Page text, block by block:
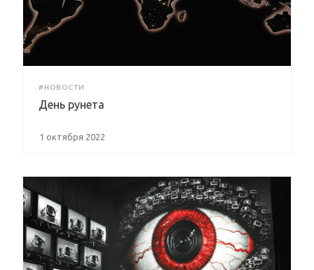
#НОВОСТИ
День рунета
1 октября 2022